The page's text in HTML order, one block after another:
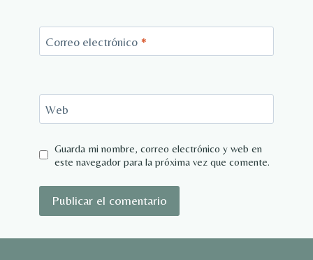
Correo electrónico *
Web
Guarda mi nombre, correo electrónico y web en
este navegador para la próxima vez que comente.